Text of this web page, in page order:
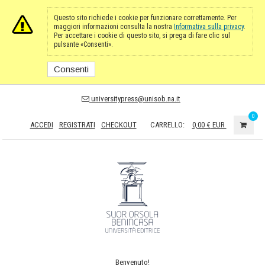
Questo sito richiede i cookie per funzionare correttamente. Per
maggiori informazioni consulta la nostra Informativa sulla privacy.
Per accettare i cookie di questo sito, si prega di fare clic sul
pulsante «Consenti».
Consenti
universitypress@unisob.na.it
ACCEDI REGISTRATI CHECKOUT CARRELLO: 0,00 € EUR
0
Benvenuto!